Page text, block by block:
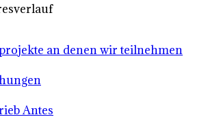
an denen wir teilnehmen
Antes